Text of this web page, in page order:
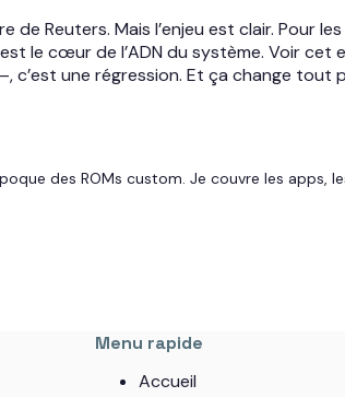
Reuters. Mais l’enjeu est clair. Pour
le cœur de l’ADN du système. Voir
une régression. Et ça change tout
des ROMs custom. Je couvre les apps,
Menu rapide
Accueil